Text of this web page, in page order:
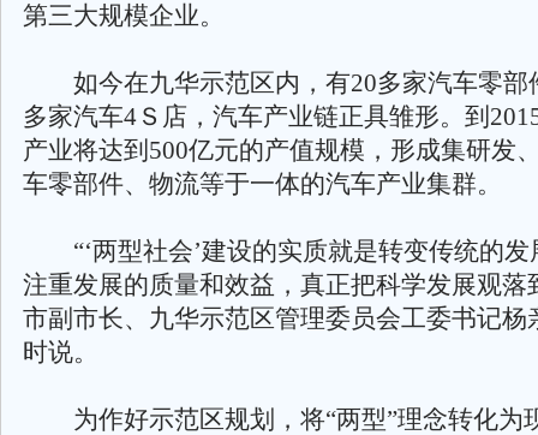
第三大规模企业。
如今在九华示范区内，有20多家汽车零部
多家汽车4Ｓ店，汽车产业链正具雏形。到
产业将达到500亿元的产值规模，形成集研发
车零部件、物流等于一体的汽车产业集群。
“‘两型社会’建设的实质就是转变传统的发
注重发展的质量和效益，真正把科学发展观落
市副市长、九华示范区管理委员会工委书记杨
时说。
为作好示范区规划，将“两型”理念转化为